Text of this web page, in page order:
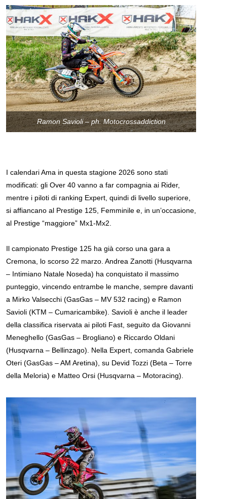
Ramon Savioli – ph. Motocrossaddiction
I calendari Ama in questa stagione 2026 sono stati
modificati: gli Over 40 vanno a far compagnia ai Rider,
mentre i piloti di ranking Expert, quindi di livello superiore,
si affiancano al Prestige 125, Femminile e, in un’occasione,
al Prestige “maggiore” Mx1-Mx2.
Il campionato Prestige 125 ha già corso una gara a
Cremona, lo scorso 22 marzo. Andrea Zanotti (Husqvarna
– Intimiano Natale Noseda) ha conquistato il massimo
punteggio, vincendo entrambe le manche, sempre davanti
a Mirko Valsecchi (GasGas – MV 532 racing) e Ramon
Savioli (KTM – Cumaricambike). Savioli è anche il leader
della classifica riservata ai piloti Fast, seguito da Giovanni
Meneghello (GasGas – Brogliano) e Riccardo Oldani
(Husqvarna – Bellinzago). Nella Expert, comanda Gabriele
Oteri (GasGas – AM Aretina), su Devid Tozzi (Beta – Torre
della Meloria) e Matteo Orsi (Husqvarna – Motoracing).